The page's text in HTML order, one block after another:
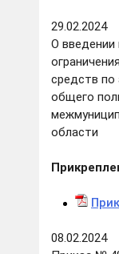
29.02.2024
О введении
средств
общего
области
08.02.2024